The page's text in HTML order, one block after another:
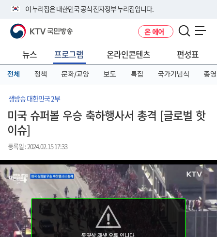
이 누리집은 대한민국 공식 전자정부 누리집입니다.
공식 누리집 주소 확인하기
니다.
이밖에 or.kr 또는 .kr등 다른 도메인 주소를 사용하고 있다면 아래 URL에
서 도메인 주소를 확인해 보세요
KTV 국민방송 온 에어
뉴스 프로그램 온라인콘텐츠 편성표
전체 정책 문화/교양 보도 특집 국가기념식 종영
생방송 대한민국 2부
미국 슈퍼볼 우승 축하행사서 총격 [글로벌 핫
이슈]
등록일 : 2024.02.15 17:33